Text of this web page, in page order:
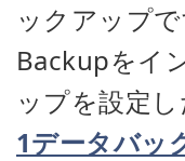
ックアップ
Backupをイ
ップを設定
1データバッ